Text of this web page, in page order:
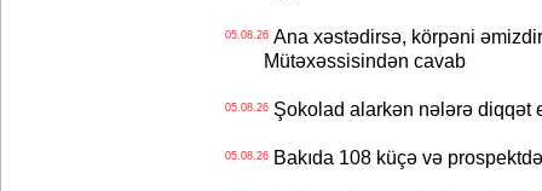
05.08.26Ana xəstədirsə, körpəni
Mütəxəssisindən cavab
05.08.26Şokolad alarkən nələrə diqqət
05.08.26Bakıda 108 küçə və